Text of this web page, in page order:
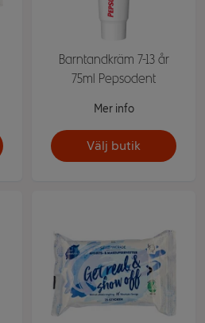
Barntandkräm 7-13 år
75ml Pepsodent
Mer info
Välj butik